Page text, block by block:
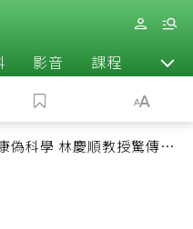
影音 課程 退休
偽科學 林慶順教授驚傳意